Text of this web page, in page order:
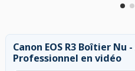
Canon EOS R3 Boîtier Nu
Professionnel en vidéo